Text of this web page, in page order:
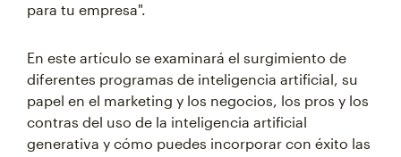
para tu empresa".
En este artículo se examinará el surgimiento de
diferentes programas de inteligencia artificial, su
papel en el marketing y los negocios, los pros y los
contras del uso de la inteligencia artificial
generativa y cómo puedes incorporar con éxito las